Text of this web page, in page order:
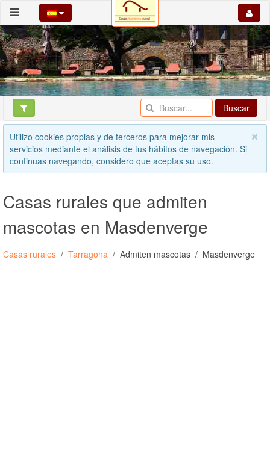
Buscar
Utilizo cookies propias y de terceros para mejorar mis
servicios mediante el análisis de tus hábitos de navegación. Si
continuas navegando, considero que aceptas su uso.
Casas rurales que admiten
mascotas en Masdenverge
Casas rurales Tarragona Admiten mascotas Masdenverge